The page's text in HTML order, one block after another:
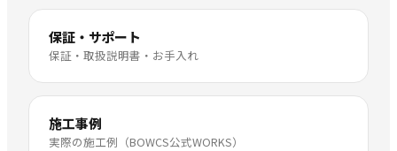
保証・サポート
保証・取扱説明書・お手入れ
施工事例
実際の施工例（BOWCS公式WORKS）